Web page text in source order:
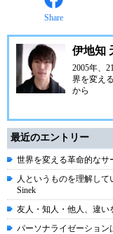
Share
伊地知
2005年、
界を変え
から
最近のエントリー
世界を変える革命的なサ
人というものを理解して
Sinek
友人・知人・他人、違い
パーソナライゼーション